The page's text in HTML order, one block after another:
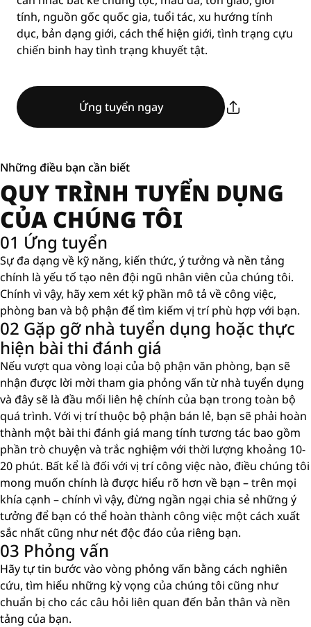
tính, nguồn gốc quốc gia, tuổi tác, xu hướng tính
dục, bản dạng giới, cách thể hiện giới, tình trạng cựu
chiến binh hay tình trạng khuyết tật.
Ứng tuyển ngay
Những điều bạn cần biết
QUY TRÌNH TUYỂN DỤNG
CỦA CHÚNG TÔI
01 Ứng tuyển
Sự đa dạng về kỹ năng, kiến ​​thức, ý tưởng và nền tảng
chính là yếu tố tạo nên đội ngũ nhân viên của chúng tôi.
Chính vì vậy, hãy xem xét kỹ phần mô tả về công việc,
phòng ban và bộ phận để tìm kiếm vị trí phù hợp với bạn.
02 Gặp gỡ nhà tuyển dụng hoặc thực
hiện bài thi đánh giá
Nếu vượt qua vòng loại của bộ phận văn phòng, bạn sẽ
nhận được lời mời tham gia phỏng vấn từ nhà tuyển dụng
và đây sẽ là đầu mối liên hệ chính của bạn trong toàn bộ
quá trình. Với vị trí thuộc bộ phận bán lẻ, bạn sẽ phải hoàn
thành một bài thi đánh giá mang tính tương tác bao gồm
phần trò chuyện và trắc nghiệm với thời lượng khoảng 10-
20 phút. Bất kể là đối với vị trí công việc nào, điều chúng tôi
mong muốn chính là được hiểu rõ hơn về bạn – trên mọi
khía cạnh – chính vì vậy, đừng ngần ngại chia sẻ những ý
tưởng để bạn có thể hoàn thành công việc một cách xuất
sắc nhất cũng như nét độc đáo của riêng bạn.
03 Phỏng vấn
Hãy tự tin bước vào vòng phỏng vấn bằng cách nghiên
cứu, tìm hiểu những kỳ vọng của chúng tôi cũng như
chuẩn bị cho các câu hỏi liên quan đến bản thân và nền
tảng của bạn.